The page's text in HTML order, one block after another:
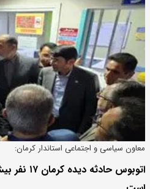
معاون سیاسی و اجتماعی استاندار کرمان:
اتوبوس